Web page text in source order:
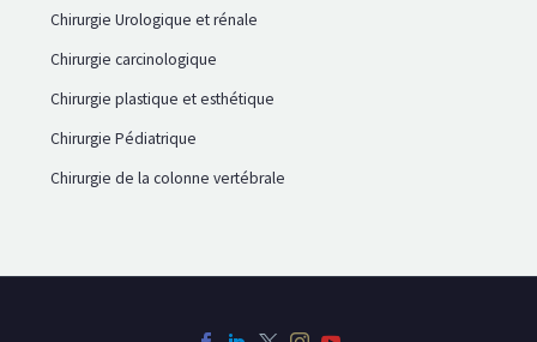
Chirurgie Urologique et rénale
Chirurgie carcinologique
Chirurgie plastique et esthétique
Chirurgie Pédiatrique
Chirurgie de la colonne vertébrale